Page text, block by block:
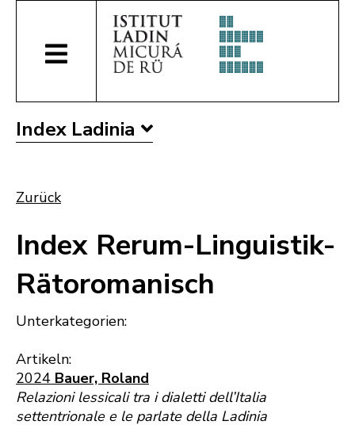
Index Ladinia
Zurück
Index Rerum-Linguistik-
Rätoromanisch
Unterkategorien:
Artikeln:
2024 Bauer, Roland
Relazioni lessicali tra i dialetti dell’Italia
settentrionale e le parlate della Ladinia